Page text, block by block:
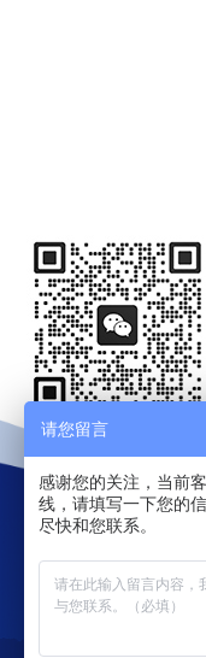
请您留言
感谢您的关注，当前
线，请填写一下您的
尽快和您联系。